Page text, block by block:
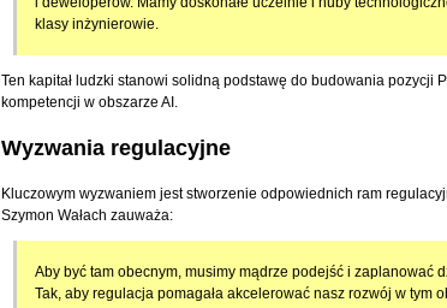
klasy inżynierowie.
Ten kapitał ludzki stanowi solidną podstawę do budowania pozycji
kompetencji w obszarze AI.
Wyzwania regulacyjne
Kluczowym wyzwaniem jest stworzenie odpowiednich ram
Szymon Wałach zauważa:
Aby być tam obecnym, musimy mądrze podejść i zaplanować
Tak, aby regulacja pomagała akcelerować nasz rozwój w tym